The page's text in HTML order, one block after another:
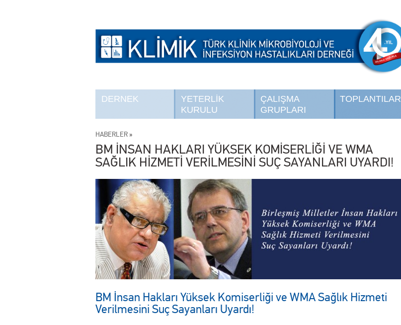
DERNEK
YETERLİK
KURULU
ÇALIŞMA
GRUPLARI
TOPLANTILAR
HABERLER »
BM İNSAN HAKLARI YÜKSEK KOMİSERLİĞİ VE WMA
SAĞLIK HİZMETİ VERİLMESİNİ SUÇ SAYANLARI UYARDI!
BM İnsan Hakları Yüksek Komiserliği ve WMA Sağlık Hizmeti
Verilmesini Suç Sayanları Uyardı!